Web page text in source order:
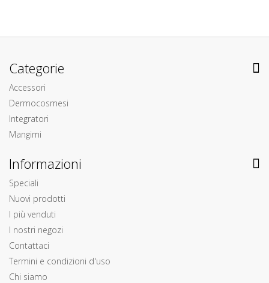
Categorie
Accessori
Dermocosmesi
Integratori
Mangimi
Informazioni
Speciali
Nuovi prodotti
I più venduti
I nostri negozi
Contattaci
Termini e condizioni d'uso
Chi siamo